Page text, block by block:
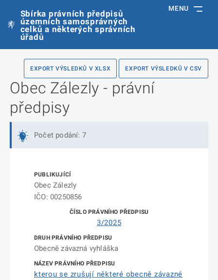
Sbírka právních předpisů
územních samosprávných
celků a některých správních
úřadů
MENU
EXPORT VÝSLEDKŮ V XLSX EXPORT VÝSLEDKŮ V CSV
Obec Zálezly - právní
předpisy
Počet podání: 7
Obec Zálezly
IČO: 00250856
3/2025
Obecně závazná vyhláška
kterou se zrušují některé obecně závazné